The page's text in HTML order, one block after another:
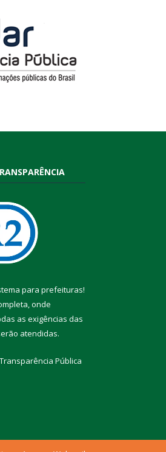
para prefeituras!
onde
as exigências das
atendidas.
Pública